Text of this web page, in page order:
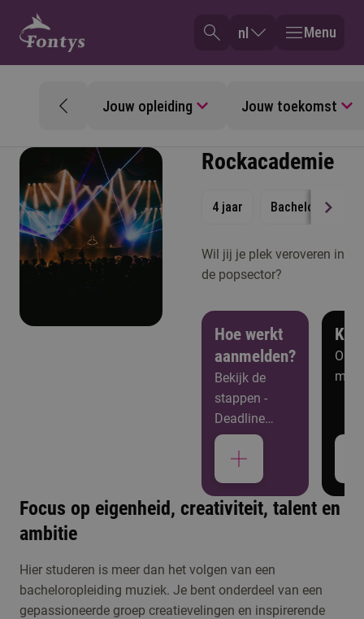
nl Menu
Jouw opleiding Jouw toekomst
Rockacademie
4 jaar Bachelor
Wil jij je plek veroveren in
de popsector?
Hoe werkt
aanmelden?
Bekijk de
stappen -
Deadline
aanmelden: 1
februari
meer
Studiekeuzeactiviteiten
Kennismaken met
Rockacademie
Focus op eigenheid, creativiteit, talent en
ambitie
Hier studeren is meer dan het volgen van een
bacheloropleiding muziek. Je bent onderdeel van een
gepassioneerde groep creatievelingen en inspirerende